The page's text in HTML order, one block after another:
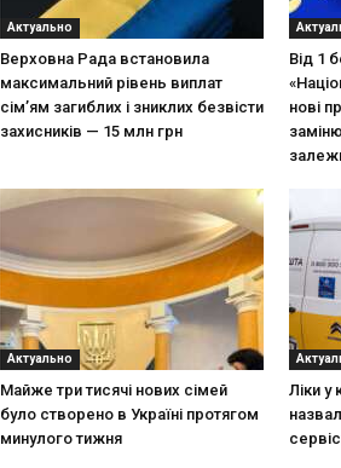
Актуально
Верховна Рада встановила
максимальний рівень виплат
сім’ям загиблих і зниклих безвісти
захисників — 15 млн грн
Від 1
нові
Актуально
Майже три тисячі нових сімей
було створено в Україні протягом
минулого тижня
Ліки у